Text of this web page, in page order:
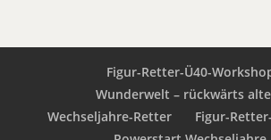
Figur-Retter-Ü40-
Wunderwelt – rückwärts
Wechseljahre-Retter
Figur-